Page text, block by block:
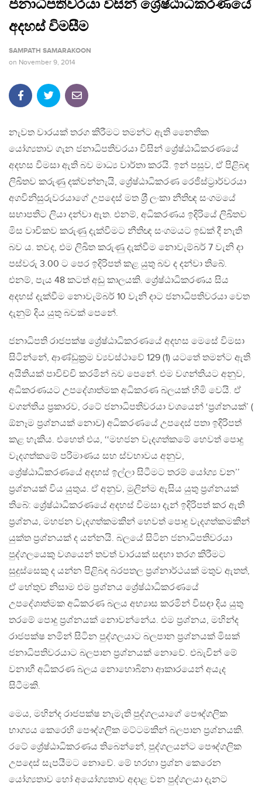
ජනාධිපතිවරයා විසින් ශ්‍රේෂ්ඨාධිකරණයේ
අදහස් විමසීම
SAMPATH SAMARAKOON
on November 9, 2014
නැවත වාරයක් තරග කිරීමට තමන්ට ඇති නෛතික
යෝග්‍යතාව ගැන ජනාධිපතිවරයා විසින් ශ්‍රේෂ්ඨාධිකරණයේ
අදහස විමසා ඇති බව මාධ්‍ය වාර්තා කරයි. ඉන් පසුව, ඒ පිළිබඳ
ලිඛිතව කරුණු දක්වන්නැයි, ශ්‍රේෂ්ඨාධිකරණ රෙජිස්ට‍්‍රාර්වරයා
අගවිනිසුරුවරයාගේ උපදෙස් මත ශ‍්‍රී ලංකා නීතිඥ සංගමයේ
සභාපතිට ලියා දන්වා ඇත. එනම්, අධිකරණය ඉදිරියේ ලිඛිතව
මිස වාචිකව කරුණු දැක්වීමට නීතිඥ සංගමයට ඉඩක් දී නැති
බව ය. තවද, එම ලිඛිත කරුණු දැක්වීම නොවැම්බර් 7 වැනි දා
පස්වරු 3.00 ට පෙර ඉදිරිපත් කළ යුතු බව ද දන්වා තිබේ.
එනම්, පැය 48 කටත් අඩු කාලයකි. ශ්‍රේෂ්ඨාධිකරණය සිය
අදහස් දැක්වීම නොවැම්බර් 10 වැනි දාට ජනාධිපතිවරයා වෙත
දැනුම් දිය යුතු බවක් පෙනේ.
ජනාධිපති රාජපක්ෂ ශ්‍රේෂ්ඨාධිකරණයේ අදහස මෙසේ විමසා
සිටින්නේ, ආණ්ඩුක‍්‍රම ව්‍යවස්ථාවේ 129 (1) යටතේ තමන්ට ඇති
අයිතියක් පාවිච්චි කරමින් බව පෙනේ. එම වගන්තියට අනුව,
අධිකරණයට උපදේශාත්මක අධිකරණ බලයක් හිමි වෙයි. ඒ
වගන්තිය ප‍්‍රකාරව, රටේ ජනාධිපතිවරයා වශයෙන් ‘ප‍්‍රශ්නයක්’ (
ඕනෑම ප‍්‍රශ්නයක් නොව) අධිකරණයේ උපදෙස් පතා ඉදිරිපත්
කළ හැකිය. එහෙත් එය, ‘‘මහජන වැදගත්කමේ හෙවත් පොදු
වැදගත්කමේ පරිමාණය සහ ස්වභාවය අනුව,
ශ්‍රේෂ්ඨාධිකරණයේ අදහස් ඉල්ලා සිටීමට තරම් යෝග්‍ය වන’’
ප‍්‍රශ්නයක් විය යුතුය. ඒ අනුව, මුලින්ම ඇසිය යුතු ප‍්‍රශ්නයක්
තිබේ: ශ්‍රේෂ්ඨාධිකරණයේ අදහස් විමසා දැන් ඉදිරිපත් කර ඇති
ප‍්‍රශ්නය, මහජන වැදගත්කමකින් හෙවත් පොදු වැදගත්කමකින්
යුක්ත ප‍්‍රශ්නයක් ද යන්නයි. බලයේ සිටින ජනාධිපතිවරයා
පුද්ගලයෙකු වශයෙන් තවත් වාරයක් සඳහා තරග කිරීමට
සුදුස්සෙකු ද යන්න පිළිබඳ බරපතල ප‍්‍රශ්නාර්ථයක් මතුව ඇතත්,
ඒ හේතුව නිසාම එම ප‍්‍රශ්නය ශ්‍රේෂ්ඨාධිකරණයේ
උපදේශාත්මක අධිකරණ බලය අභ්‍යාස කරමින් විසඳා දිය යුතු
තරමේ පොදු ප‍්‍රශ්නයක් නොවන්නේය. එම ප‍්‍රශ්නය, මහින්ද
රාජපක්ෂ නමින් සිටින පුද්ගලයාට බලපාන ප‍්‍රශ්නයක් මිසක්
ජනාධිපතිවරයාට බලපාන ප‍්‍රශ්නයක් නොවේ. එබැවින් මේ
වනාහී අධිකරණ බලය නොහොබිනා ආකාරයෙන් අයැද
සිටීමකි.
මෙය, මහින්ද රාජපක්ෂ නැමැති පුද්ගලයාගේ පෞද්ගලික
භාග්‍යය කෙරෙහි පෞද්ගලික මට්ටමකින් බලපාන ප‍්‍රශ්නයකි.
රටේ ශ්‍රේෂ්ඨාධිකරණය තිබෙන්නේ, පුද්ගලයන්ට පෞද්ගලික
උපදෙස් සැපයීමට නොවේ. මේ හරහා ප‍්‍රශ්න කෙරෙන
යෝග්‍යතාව හෝ අයෝග්‍යතාව අදාළ වන පුද්ගලයා දැනට